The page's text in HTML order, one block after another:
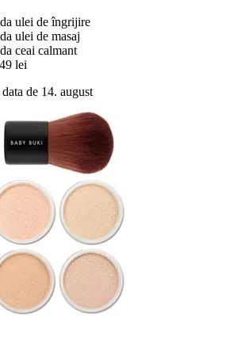
ulei de îngrijire
ulei de masaj
ceai calmant
lei
de 14. august